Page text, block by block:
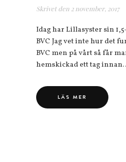
Skrivet den 2 november, 2017
Idag har Lillasyster sin
BVC Jag vet inte hur det
BVC men på vårt så får
hemskickad ett tag
LÄS MER